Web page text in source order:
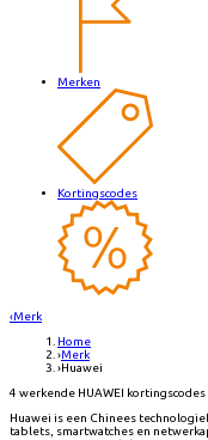
Merken
Kortingscodes
‹Merk
Home
›Merk
›Huawei
4 werkende HUAWEI
Huawei is een Chinees
tablets, smartwatches en